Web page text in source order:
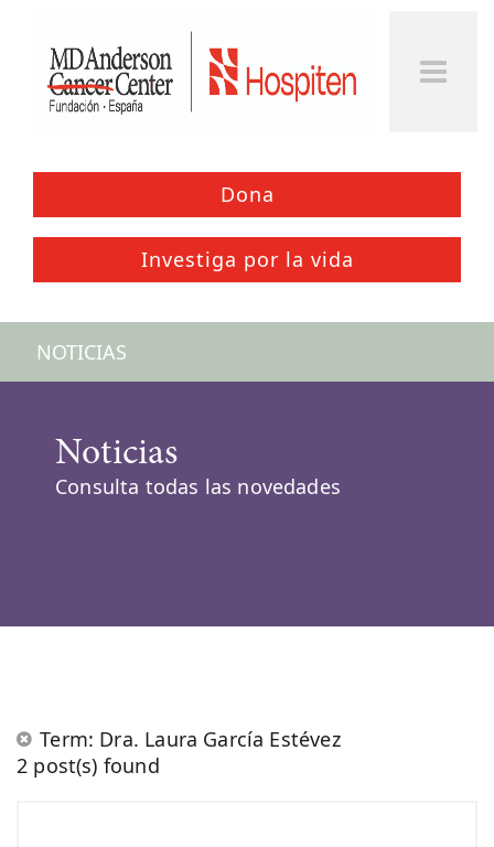
Dona
Investiga por la vida
NOTICIAS
Noticias
Consulta todas las novedades
Term: Dra. Laura García Estévez
2 post(s) found